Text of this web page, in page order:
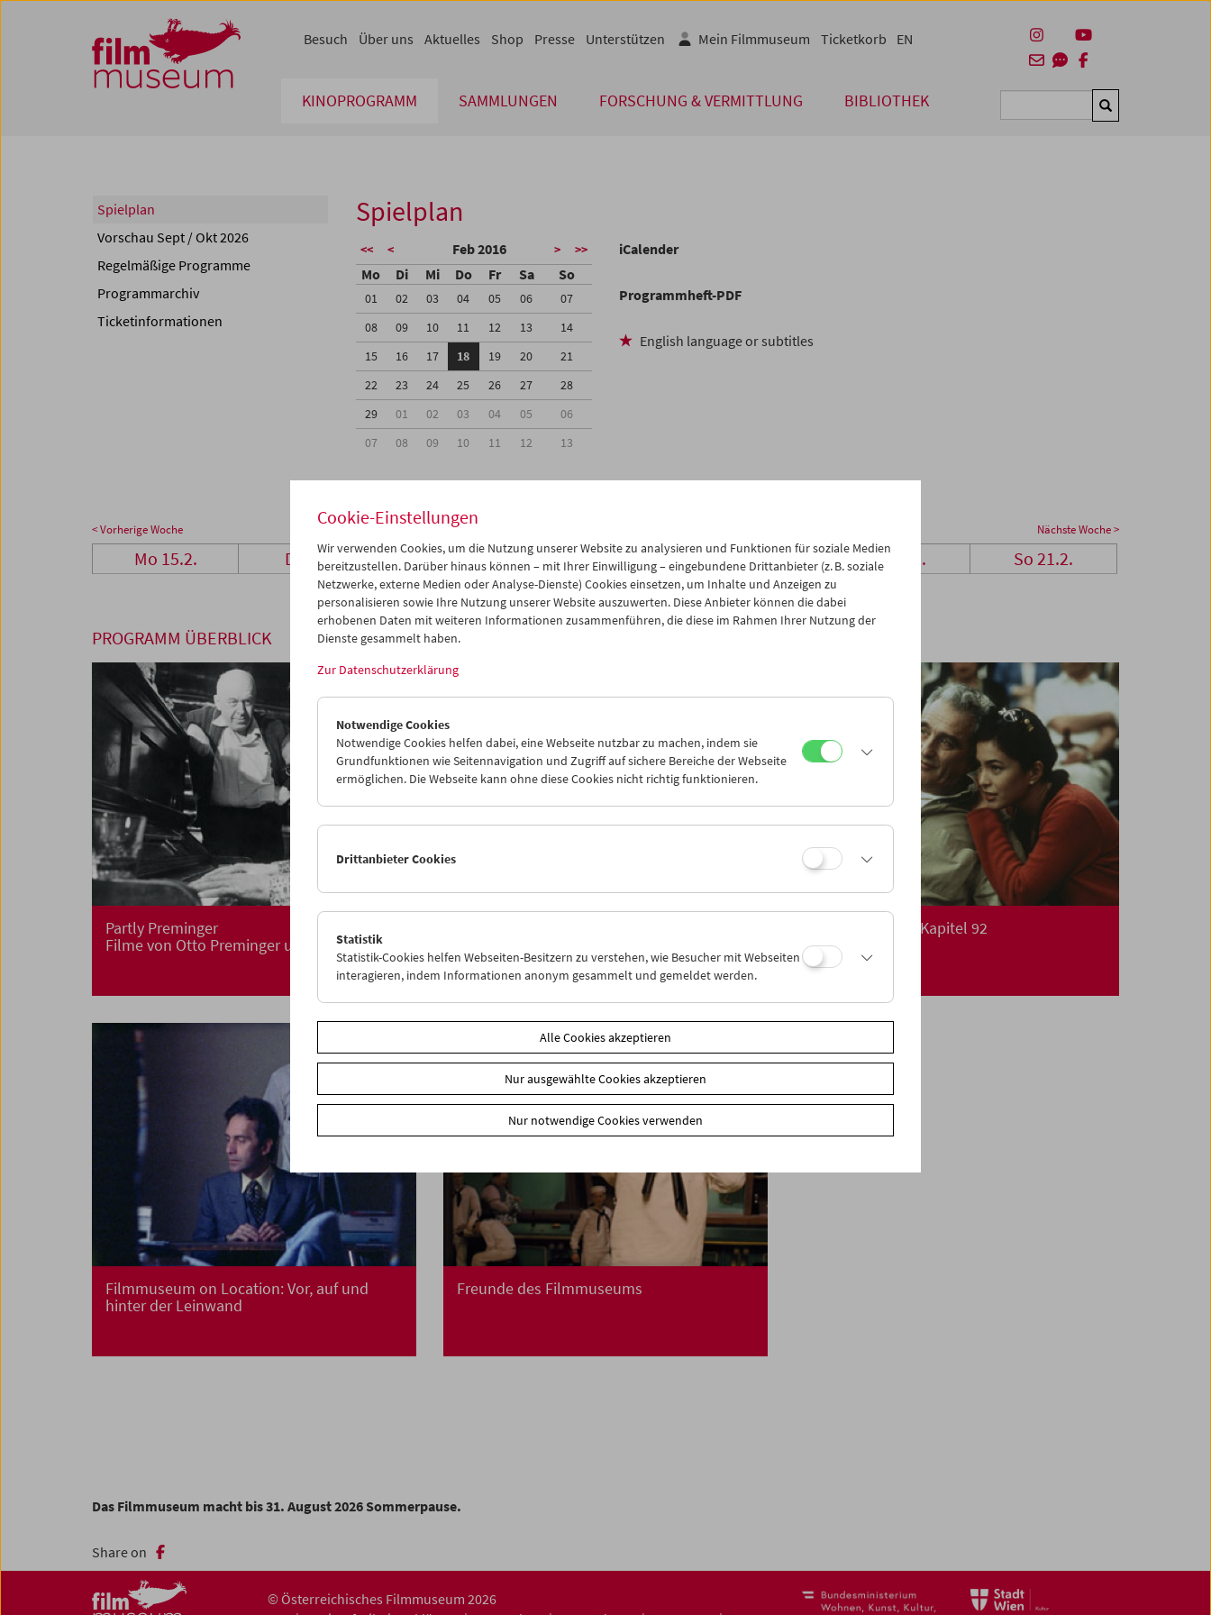
Zum Inhalt
Zum Hauptmenü
Zur Servicenavigation
Zum Suche
KINOPROGRAMM SAMMLUNGEN FORSCHUNG & VERMITTLUNG BIBLIOTHEK Suchen
Besuch Über uns Aktuelles Shop Presse Unterstützen Mein Filmmuseum Ticketkorb EN
Spielplan
Vorschau Sept / Okt 2026
Regelmäßige Programme
Programmarchiv
Ticketinformationen
Spielplan
<< < Feb 2016 > >>
Mo Di Mi Do Fr Sa So
01 02 03 04 05 06
07
08
09 10 11 12 13
14
15
16 17 18 19 20
21
22
23 24 25 26 27
28
29
01 02 03 04 05
06
07
08 09 10 11 12 13
iCalender
Programmheft-PDF
English language or subtitles
< Vorherige Woche Nächste Woche >
Mo 15.2. Di 16.2. Mi 17.2. Do 18.2. Fr 19.2. Sa 20.2. So 21.2.
PROGRAMM ÜBERBLICK
Partly Preminger
Filme von Otto Preminger und anderen
Die Utopie Film: Kapitel 92
Filmmuseum on Location: Vor, auf und
hinter der Leinwand
Freunde des Filmmuseums
Das Filmmuseum macht bis 31. August 2026 Sommerpause.
Share on
© Österreichisches Filmmuseum 2026
Cookie-Einstellungen
Wir verwenden Cookies, um die Nutzung unserer Website zu analysieren und Funktionen für soziale Medien
bereitzustellen. Darüber hinaus können – mit Ihrer Einwilligung – eingebundene Drittanbieter (z. B. soziale
Netzwerke, externe Medien oder Analyse-Dienste) Cookies einsetzen, um Inhalte und Anzeigen zu
personalisieren sowie Ihre Nutzung unserer Website auszuwerten. Diese Anbieter können die dabei
erhobenen Daten mit weiteren Informationen zusammenführen, die diese im Rahmen Ihrer Nutzung der
Dienste gesammelt haben.
Zur Datenschutzerklärung
Notwendige Cookies
Notwendige Cookies helfen dabei, eine Webseite nutzbar zu machen, indem sie
Grundfunktionen wie Seitennavigation und Zugriff auf sichere Bereiche der Webseite
ermöglichen. Die Webseite kann ohne diese Cookies nicht richtig funktionieren.
Drittanbieter Cookies
Statistik
Statistik-Cookies helfen Webseiten-Besitzern zu verstehen, wie Besucher mit Webseiten
interagieren, indem Informationen anonym gesammelt und gemeldet werden.
Alle Cookies akzeptieren
Nur ausgewählte Cookies akzeptieren
Nur notwendige Cookies verwenden